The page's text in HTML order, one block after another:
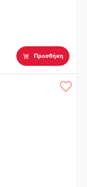
Προσθήκη